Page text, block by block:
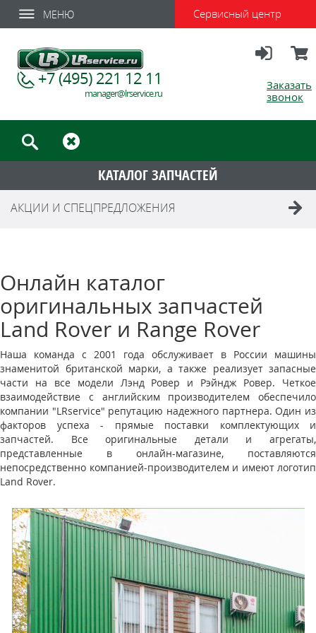
МЕНЮ Сервисный центр
Заказать
звонок
+7 (495) 221 12 11
manager@lrservice.ru
КАТАЛОГ ЗАПЧАСТЕЙ
АКЦИИ И СПЕЦПРЕДЛОЖЕНИЯ
Онлайн каталог
оригинальных запчастей
Land Rover и Range Rover
Наша команда с 2001 года обслуживает в России машины
знаменитой британской марки, а также реализует запасные
части на все модели Лэнд Ровер и Рэйндж Ровер. Четкое
взаимодействие с английским производителем обеспечило
компании "LRservice" репутацию надежного партнера. Один из
факторов успеха - прямые поставки комплектующих и
запчастей. Все оригинальные детали и агрегаты,
представленные в онлайн-магазине, поставляются
непосредственно компанией-производителем и имеют логотип
Land Rover.